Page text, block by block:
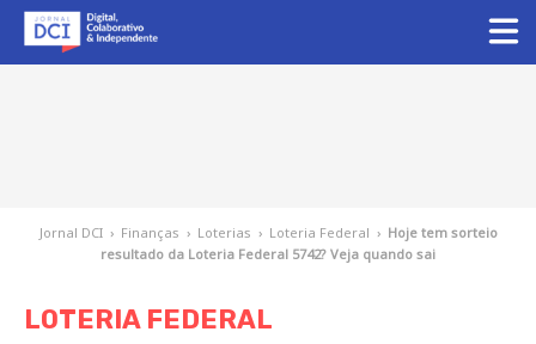
Jornal DCI › Finanças › Loterias › Loteria Federal › Hoje tem sorteio
resultado da Loteria Federal 5742? Veja quando sai
LOTERIA FEDERAL